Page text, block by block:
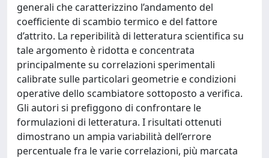
generali che caratterizzino l’andamento del
coefficiente di scambio termico e del fattore
d’attrito. La reperibilità di letteratura scientifica su
tale argomento è ridotta e concentrata
principalmente su correlazioni sperimentali
calibrate sulle particolari geometrie e condizioni
operative dello scambiatore sottoposto a verifica.
Gli autori si prefiggono di confrontare le
formulazioni di letteratura. I risultati ottenuti
dimostrano un ampia variabilità dell’errore
percentuale fra le varie correlazioni, più marcata